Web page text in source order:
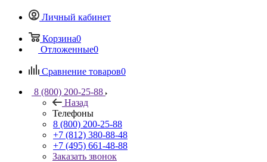
Личный кабинет
Корзина0
Отложенные0
Сравнение товаров0
8 (800) 200-25-88
Назад
Телефоны
8 (800) 200-25-88
+7 (812) 380-88-48
+7 (495) 661-48-88
Заказать звонок